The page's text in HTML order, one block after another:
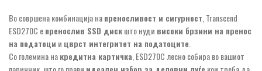
Во совршена комбинација напреносливост и сигурност , Transcend
ESD270C епренослив SSD дискшто нуди високи брзини на пренос
на податоци и цврст интегритет на податоците
Со големина накредитна картичка , ESD270C лесно собира во вашиот